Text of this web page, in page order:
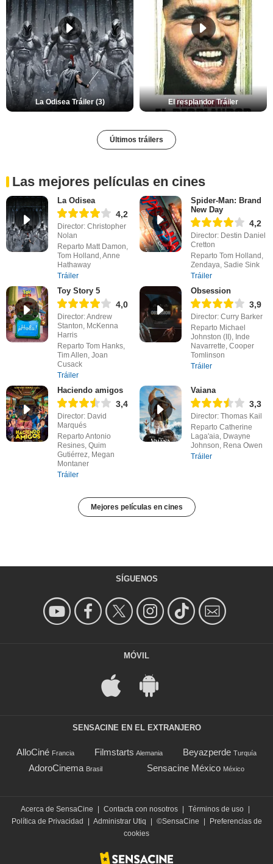
La Odisea Tráiler (3) El resplandor Tráiler
Últimos tráilers
Las mejores películas en cines
La Odisea
4,2
Director: Christopher
Nolan
Reparto Matt Damon,
Tom Holland, Anne
Hathaway
Tráiler
Spider-Man: Brand
New Day
4,2
Director: Destin Daniel
Cretton
Reparto Tom Holland,
Zendaya, Sadie Sink
Tráiler
Toy Story 5
4,0
Director: Andrew
Stanton, McKenna
Harris
Reparto Tom Hanks,
Tim Allen, Joan
Cusack
Tráiler
Obsession
3,9
Director: Curry Barker
Reparto Michael
Johnston (II), Inde
Navarrette, Cooper
Tomlinson
Tráiler
Haciendo amigos
3,4
Director: David
Marqués
Reparto Antonio
Resines, Quim
Gutiérrez, Megan
Montaner
Tráiler
Vaiana
3,3
Director: Thomas Kail
Reparto Catherine
Laga'aia, Dwayne
Johnson, Rena Owen
Tráiler
Mejores películas en cines
SÍGUENOS
MÓVIL
SENSACINE EN EL EXTRANJERO
AlloCiné Francia Filmstarts Alemania Beyazperde Turquía
AdoroCinema Brasil Sensacine México México
Acerca de SensaCine | Contacta con nosotros | Términos de uso |
Política de Privacidad
| Administrar Utiq | ©SensaCine |
Preferencias de
cookies